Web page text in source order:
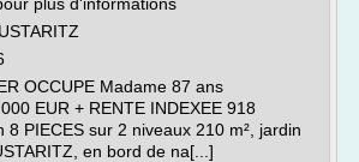
OCCUPE Madame 87 ans
EUR + RENTE INDEXEE 918
8 PIECES sur 2 niveaux 210 m², jardin
en bord de na[...]